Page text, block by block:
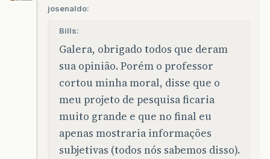
josenaldo:
Bills:
Galera, obrigado todos que deram
sua opinião. Porém o professor
cortou minha moral, disse que o
meu projeto de pesquisa ficaria
muito grande e que no final eu
apenas mostraria informações
subjetivas (todos nós sabemos disso).